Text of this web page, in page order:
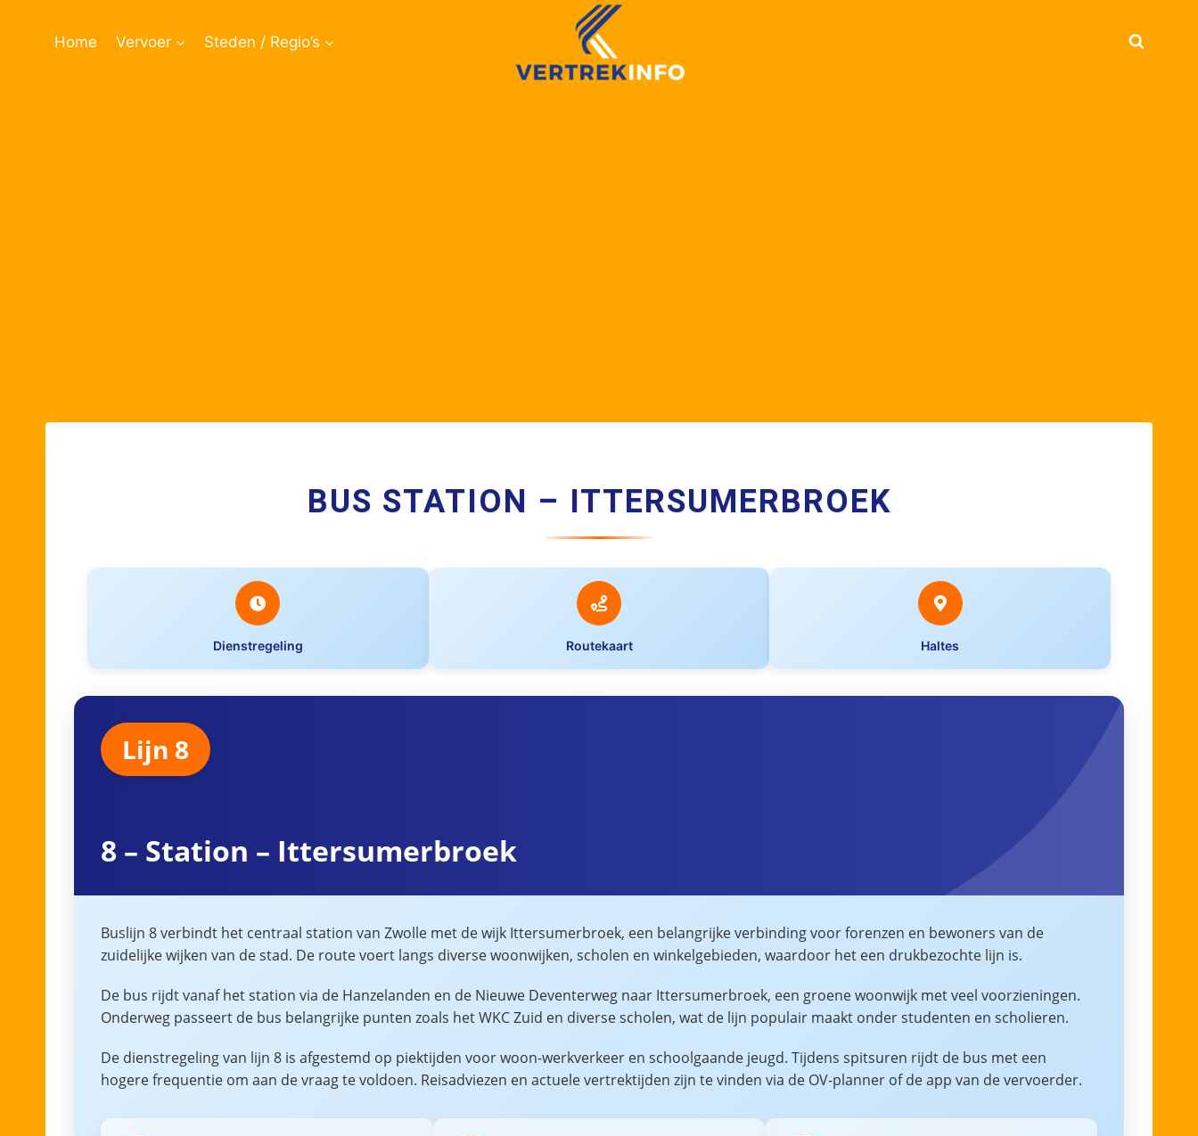
Home Vervoer Steden / Regio’s
BUS STATION – ITTERSUMERBROEK
Dienstregeling Routekaart Haltes
Lijn 8
8 – Station – Ittersumerbroek
Buslijn 8 verbindt het centraal station van Zwolle met de wijk Ittersumerbroek, een belangrijke verbinding voor forenzen en bewoners van de
zuidelijke wijken van de stad. De route voert langs diverse woonwijken, scholen en winkelgebieden, waardoor het een drukbezochte lijn is.
De bus rijdt vanaf het station via de Hanzelanden en de Nieuwe Deventerweg naar Ittersumerbroek, een groene woonwijk met veel voorzieningen.
Onderweg passeert de bus belangrijke punten zoals het WKC Zuid en diverse scholen, wat de lijn populair maakt onder studenten en scholieren.
De dienstregeling van lijn 8 is afgestemd op piektijden voor woon-werkverkeer en schoolgaande jeugd. Tijdens spitsuren rijdt de bus met een
hogere frequentie om aan de vraag te voldoen. Reisadviezen en actuele vertrektijden zijn te vinden via de OV-planner of de app van de vervoerder.